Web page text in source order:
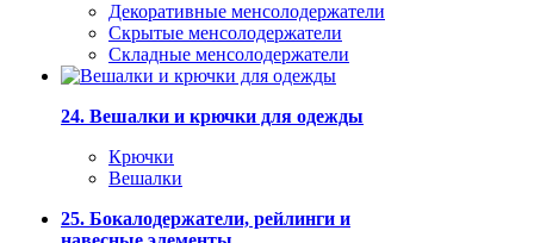
Декоративные менсолодержатели
Скрытые менсолодержатели
Складные менсолодержатели
24. Вешалки и крючки для одежды
Крючки
Вешалки
25. Бокалодержатели, рейлинги и